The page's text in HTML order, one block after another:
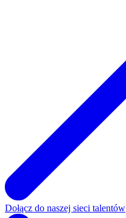
Dołącz do naszej sieci talentów